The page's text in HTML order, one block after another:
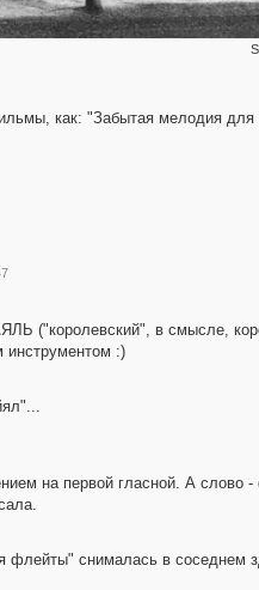
как: "Забытая мелодия
("королевский", в смысле,
инструментом :)
на первой гласной. А слово
флейты" снималась в соседнем